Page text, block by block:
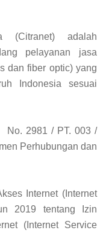
(Citranet) adalah
pelayanan jasa
dan fiber optic) yang
Indonesia sesuai
No. 2981 / PT. 003 /
Perhubungan dan
Internet (Internet
2019 tentang Izin
(Internet Service